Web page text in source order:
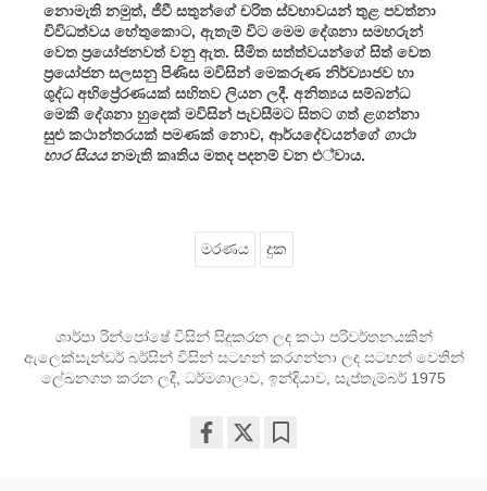
නොමැති නමුත්, ජීවී සතුන්ගේ චරිත ස්වභාවයන් තුළ පවත්නා
විවිධත්වය හේතුකොට, ඇතැම් විට මෙම දේශනා සමහරුන්
වෙත ප්‍රයෝජනවත් වනු ඇත. සීමිත සත්ත්වයන්ගේ සිත් වෙත
ප්‍රයෝජන සලසනු පිණිස මවිසින් මෙකරුණ නිර්ව්‍යාජව හා
ශුද්ධ අභිප්‍රේරණයක් සහිතව ලියන ලදී. අනිත්‍යය සම්බන්ධ
මෙකී දේශනා හුදෙක් මවිසින් පැවසීමට සිතට ගත් ළගන්නා
සුළු කථාන්තරයක් පමණක් නොව, ආර්යදේවයන්ගේ ගාථා
හාර සියයනමැති කෘතිය මතද පදනම් වන එ්වාය.
මරණය දුක
ශාර්පා රින්පෝෂේ විසින් සිදුකරන ලද කථා පරිවර්තනයකින්
ඇලෙක්සැන්ඩර් බර්සින් විසින් සටහන් කරගන්නා ලද සටහන් වෙතින්
ලේඛනගත කරන ලදී, ධර්මශාලාව, ඉන්දියාව, සැප්තැම්බර් 1975